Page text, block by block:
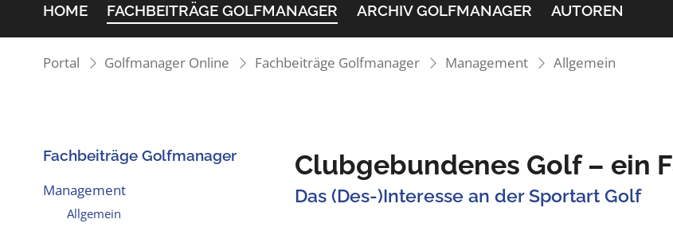
HOME FACHBEITRÄGE GOLFMANAGER ARCHIV GOLFMANAGER AUTOREN
Portal Golfmanager Online Fachbeiträge Golfmanager Management Allgemein
Clubgebundenes Golf – ein
Das (Des-)Interesse an der Sportart Golf
Fachbeiträge Golfmanager
Management
Allgemein